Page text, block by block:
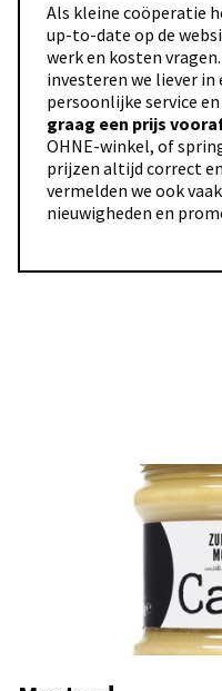
Als kleine coöperatie
up-to-date op de
werk en kosten
investeren we liever in
persoonlijke service
graag een prijs
OHNE-winkel, of
prijzen altijd correct
vermelden we ook
nieuwigheden en